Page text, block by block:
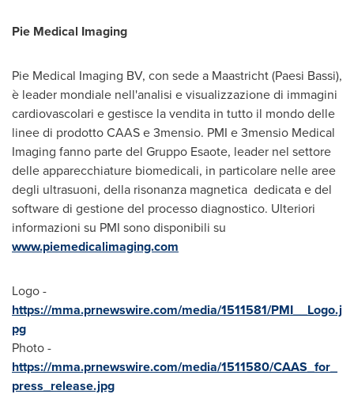
Pie Medical Imaging
Pie Medical Imaging BV, con sede a Maastricht (Paesi Bassi),
è leader mondiale nell'analisi e visualizzazione di immagini
cardiovascolari e gestisce la vendita in tutto il mondo delle
linee di prodotto CAAS e 3mensio. PMI e 3mensio Medical
Imaging fanno parte del Gruppo Esaote, leader nel settore
delle apparecchiature biomedicali, in particolare nelle aree
degli ultrasuoni, della risonanza magnetica dedicata e del
software di gestione del processo diagnostico. Ulteriori
informazioni su PMI sono disponibili su
www.piemedicalimaging.com
Logo -
https://mma.prnewswire.com/media/1511581/PMI__Logo.j
pg
Photo -
https://mma.prnewswire.com/media/1511580/CAAS_for_
press_release.jpg